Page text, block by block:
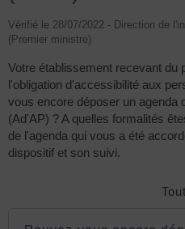
Vérifié le 28/07/2022 - Direction de
(Premier ministre)
Votre établissement recevant du
l'obligation d'accessibilité aux
vous encore déposer un agenda
(Ad'AP) ? A quelles formalités
de l'agenda qui vous a été
dispositif et son suivi.